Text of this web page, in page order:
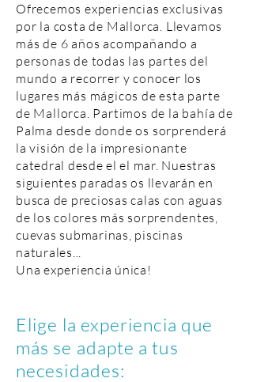
Ofrecemos experiencias exclusivas
por la costa de Mallorca. Llevamos
más de 6 años acompañando a
personas de todas las partes del
mundo a recorrer y conocer los
lugares más mágicos de esta parte
de Mallorca. Partimos de la bahía de
Palma desde donde os sorprenderá
la visión de la impresionante
catedral desde el el mar. Nuestras
siguientes paradas os llevarán en
busca de preciosas calas con aguas
de los colores más sorprendentes,
cuevas submarinas, piscinas
naturales...
Una experiencia única!
Elige la experiencia que
más se adapte a tus
necesidades: